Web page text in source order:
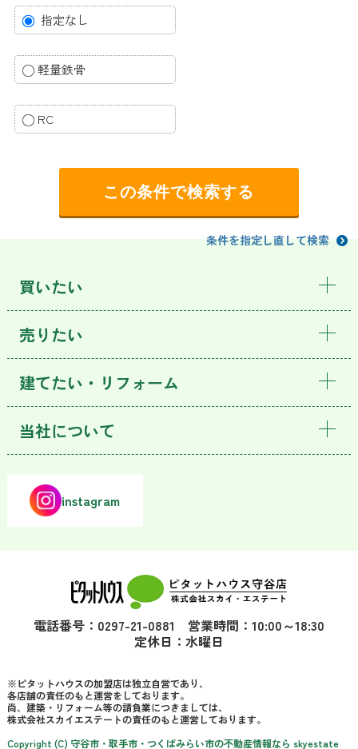
指定なし
軽量鉄骨
RC
条件を指定し直して検索
買いたい
売りたい
建てたい・リフォーム
当社について
instagram
電話番号：0297-21-0881 営業時間：10:00～18:30
定休日：水曜日
※ピタットハウスの加盟店は独立自営であり、
各店舗の責任のもと運営をしております。
尚、建築・リフォーム等の請負業につきましては、
株式会社スカイエステートの責任のもと運営しております。
Copyright (C) 守谷市・取手市・つくばみらい市の不動産情報なら skyestate